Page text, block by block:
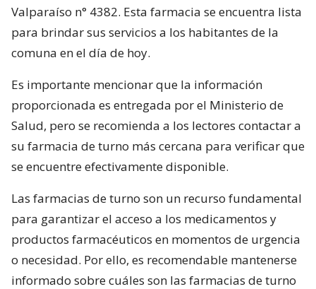
Valparaíso n° 4382. Esta farmacia se encuentra lista
para brindar sus servicios a los habitantes de la
comuna en el día de hoy.
Es importante mencionar que la información
proporcionada es entregada por el Ministerio de
Salud, pero se recomienda a los lectores contactar a
su farmacia de turno más cercana para verificar que
se encuentre efectivamente disponible.
Las farmacias de turno son un recurso fundamental
para garantizar el acceso a los medicamentos y
productos farmacéuticos en momentos de urgencia
o necesidad. Por ello, es recomendable mantenerse
informado sobre cuáles son las farmacias de turno